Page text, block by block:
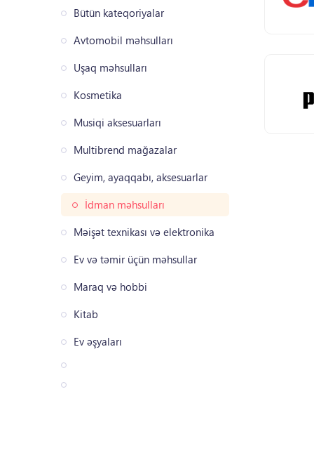
Bütün kateqoriyalar
Avtomobil məhsulları
Uşaq məhsulları
Kosmetika
Musiqi aksesuarları
Multibrend mağazalar
Geyim, ayaqqabı, aksesuarlar
İdman məhsulları
Məişət texnikası və elektronika
Ev və təmir üçün məhsullar
Maraq və hobbi
Kitab
Ev əşyaları